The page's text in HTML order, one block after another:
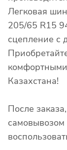
Легковая
205/65 R15
сцепление с
Казахстана!
После